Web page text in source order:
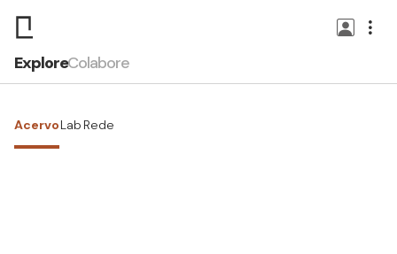
ExploreColabore
AcervoLab Rede